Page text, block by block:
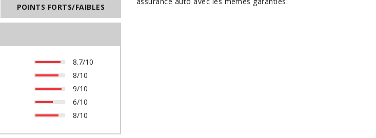
POINTS FORTS/FAIBLES
8.7/10
8/10
9/10
6/10
8/10